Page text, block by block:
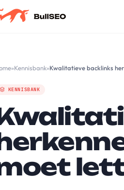
»Kennisbank»Kwalitatieve backlinks
KENNISBANK